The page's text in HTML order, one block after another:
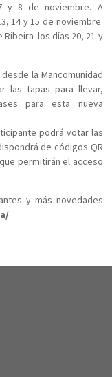
y 8 de noviembre. A
14 y 15 de noviembre.
Ribeira los días 20, 21 y
la Mancomunidad
las tapas para llevar,
para esta nueva
podrá votar las
de códigos QR
permitirán el acceso
y más novedades